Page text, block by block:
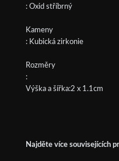
: Oxid stříbrný
Kameny
: Kubická zirkonie
Rozměry
:
Výška a šířka:2 x 1.1cm
Najděte více souvisejících